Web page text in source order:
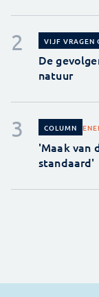
VIJF VRAGEN
De
natuur
COLUMN
'Maak van
standaard'